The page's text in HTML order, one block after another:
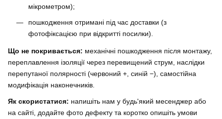
мікрометром);
пошкодження отримані під час доставки (з
фотофіксацією при відкритті посилки).
Що не покривається: механічні пошкодження після монтажу,
переплавлення ізоляції через перевищений струм, наслідки
перепутаної полярності (червоний +, синій −), самостійна
модифікація наконечників.
Як скористатися: напишіть нам у будь'який месенджер або
на сайті, додайте фото дефекту та коротко опишіть умови